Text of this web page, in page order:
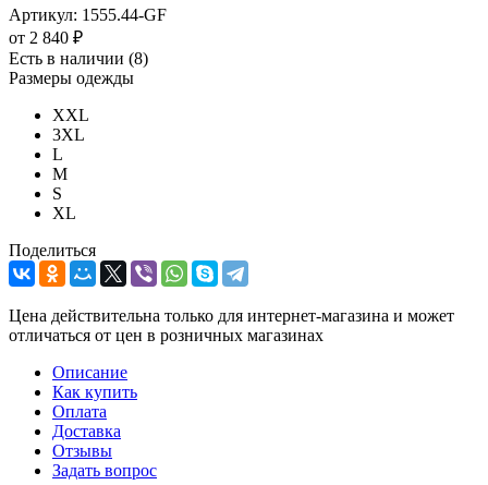
Артикул: 1555.44-GF
от 2 840 ₽
Есть в наличии (8)
Размеры одежды
XXL
3XL
L
M
S
XL
Поделиться
Цена действительна только для интернет-магазина и может
отличаться от цен в розничных магазинах
Описание
Как купить
Оплата
Доставка
Отзывы
Задать вопрос